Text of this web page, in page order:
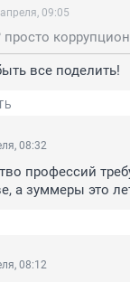
09:05
все поделить!
08:32
профессий
а зуммеры это
08:12